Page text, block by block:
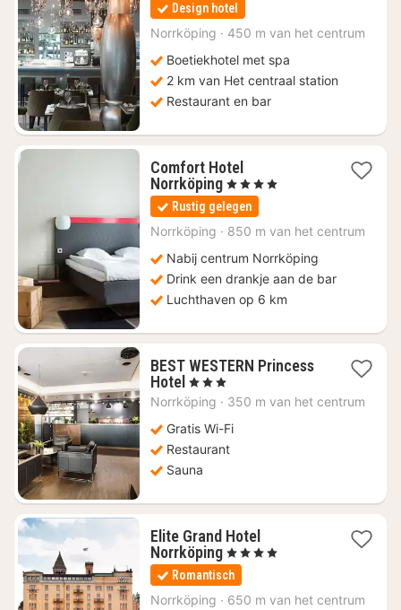
€
Design hotel
Norrköping · 450 m van het centrum
Boetiekhotel met spa
2 km van Het centraal station
Restaurant en bar
Comfort Hotel
Norrköping4
nachten
vanaf
€
, 4 Sterren
Rustig gelegen
Norrköping · 850 m van het centrum
Nabij centrum Norrköping
Drink een drankje aan de bar
Luchthaven op 6 km
BEST WESTERN Princess
Hotel 4
nachten
vanaf
€
73,59
, 3 Sterren
Norrköping · 350 m van het centrum
Gratis Wi-Fi
Restaurant
Sauna
Elite Grand Hotel
Norrköping4
nachten
vanaf
€
, 4 Sterren
Romantisch
Norrköping · 650 m van het centrum